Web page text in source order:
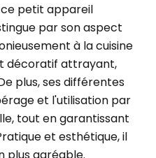
petit appareil
par son aspect
à la cuisine
décoratif attrayant,
plus, ses différentes
et l'utilisation par
tout en garantissant
et esthétique, il
plus agréable.